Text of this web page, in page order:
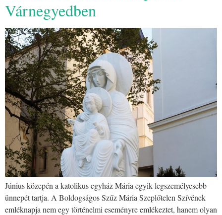
Várnegyedben
Június közepén a katolikus egyház Mária egyik legszemélyesebb
ünnepét tartja. A Boldogságos Szűz Mária Szeplőtelen Szívének
emléknapja nem egy történelmi eseményre emlékeztet, hanem olyan